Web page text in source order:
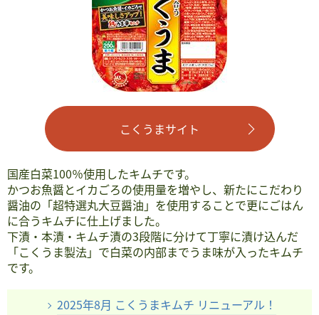
こくうまサイト
国産白菜100％使用したキムチです。
かつお魚醤とイカごろの使用量を増やし、新たにこだわり
醤油の「超特選丸大豆醤油」を使用することで更にごはん
に合うキムチに仕上げました。
下漬・本漬・キムチ漬の3段階に分けて丁寧に漬け込んだ
「こくうま製法」で白菜の内部までうま味が入ったキムチ
です。
2025年8月 こくうまキムチ リニューアル！